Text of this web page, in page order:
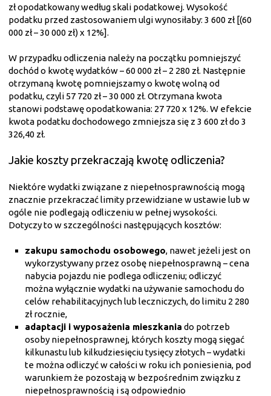
zł opodatkowany według skali podatkowej. Wysokość
podatku przed zastosowaniem ulgi wynosiłaby: 3 600 zł [(60
000 zł – 30 000 zł) x 12%].
W przypadku odliczenia należy na początku pomniejszyć
dochód o kwotę wydatków – 60 000 zł – 2 280 zł. Następnie
otrzymaną kwotę pomniejszamy o kwotę wolną od
podatku, czyli 57 720 zł – 30 000 zł. Otrzymana kwota
stanowi podstawę opodatkowania: 27 720 x 12%. W efekcie
kwota podatku dochodowego zmniejsza się z 3 600 zł do 3
326,40 zł.
Jakie koszty przekraczają kwotę odliczenia?
Niektóre wydatki związane z niepełnosprawnością mogą
znacznie przekraczać limity przewidziane w ustawie lub w
ogóle nie podlegają odliczeniu w pełnej wysokości.
Dotyczy to w szczególności następujących kosztów:
zakupu samochodu osobowego, nawet jeżeli jest on
wykorzystywany przez osobę niepełnosprawną – cena
nabycia pojazdu nie podlega odliczeniu; odliczyć
można wyłącznie wydatki na używanie samochodu do
celów rehabilitacyjnych lub leczniczych, do limitu 2 280
zł rocznie,
adaptacji i wyposażenia mieszkania do potrzeb
osoby niepełnosprawnej, których koszty mogą sięgać
kilkunastu lub kilkudziesięciu tysięcy złotych – wydatki
te można odliczyć w całości w roku ich poniesienia, pod
warunkiem że pozostają w bezpośrednim związku z
niepełnosprawnością i są odpowiednio